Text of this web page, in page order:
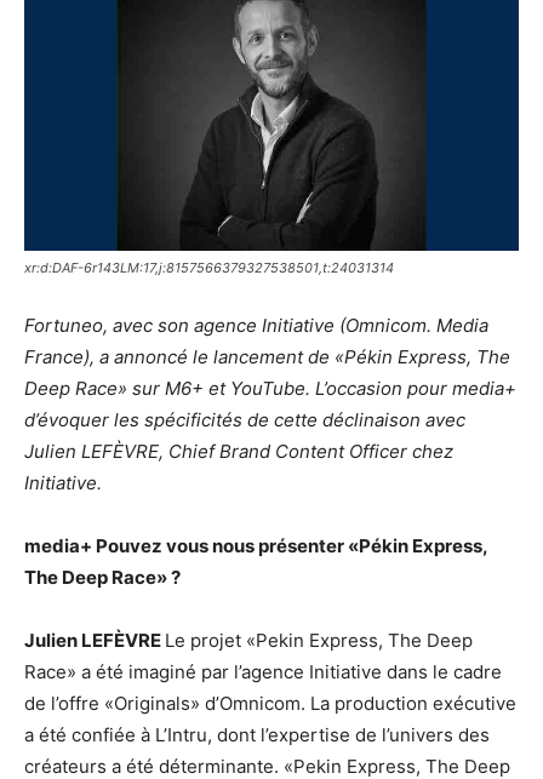
xr:d:DAF-6r143LM:17,j:8157566379327538501,t:24031314
Fortuneo, avec son agence Initiative (Omnicom. Media
France), a annoncé le lancement de «Pékin Express, The
Deep Race» sur M6+ et YouTube. L’occasion pour media+
d’évoquer les spécificités de cette déclinaison avec
Julien LEFÈVRE, Chief Brand Content Officer chez
Initiative.
media+ Pouvez vous nous présenter «Pékin Express,
The Deep Race» ?
Julien LEFÈVRE Le projet «Pekin Express, The Deep
Race» a été imaginé par l’agence Initiative dans le cadre
de l’offre «Originals» d’Omnicom. La production exécutive
a été confiée à L’Intru, dont l’expertise de l’univers des
créateurs a été déterminante. «Pekin Express, The Deep